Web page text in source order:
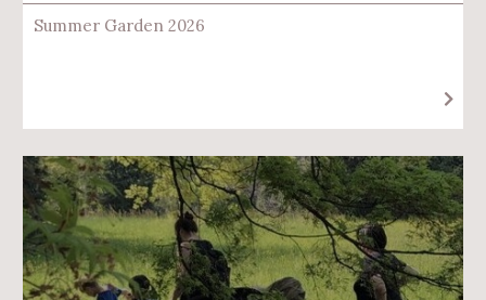
Summer Garden 2026